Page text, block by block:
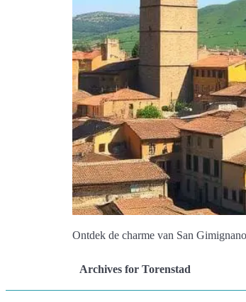
Ontdek de charme van San
Archives for Torenstad